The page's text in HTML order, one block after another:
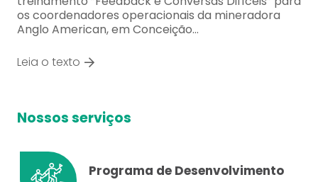
os coordenadores operacionais da mineradora
Anglo American, em Conceição…
Leia o texto
Nossos serviços
Programa de Desenvolvimento